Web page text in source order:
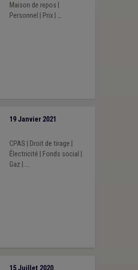
Maison de repos
Personnel
Prix| ...
19 Janvier 2021
CPAS Droit de tirage
Électricité
Fonds social
Gaz
...
15 Juillet 2020